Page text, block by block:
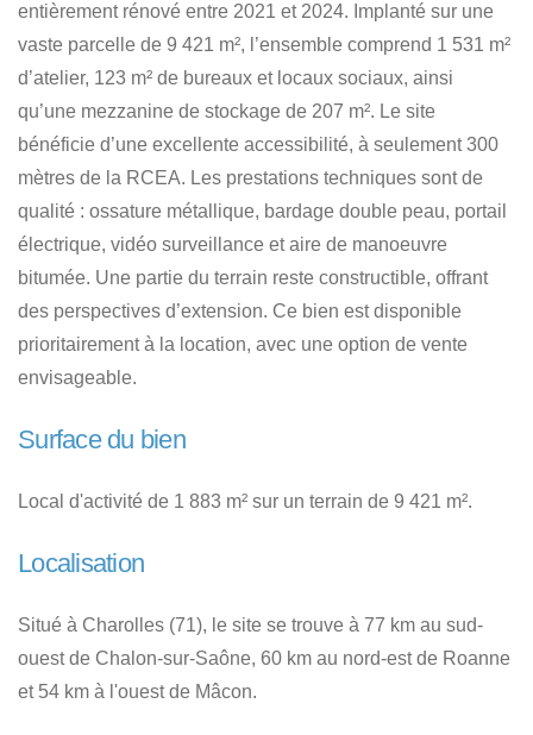
entièrement rénové entre 2021 et 2024. Implanté sur une
vaste parcelle de 9 421 m², l’ensemble comprend 1 531 m²
d’atelier, 123 m² de bureaux et locaux sociaux, ainsi
qu’une mezzanine de stockage de 207 m². Le site
bénéficie d’une excellente accessibilité, à seulement 300
mètres de la RCEA. Les prestations techniques sont de
qualité : ossature métallique, bardage double peau, portail
électrique, vidéo surveillance et aire de manoeuvre
bitumée. Une partie du terrain reste constructible, offrant
des perspectives d’extension. Ce bien est disponible
prioritairement à la location, avec une option de vente
envisageable.
Surface du bien
Local d'activité de 1 883 m² sur un terrain de 9 421 m².
Localisation
Situé à Charolles (71), le site se trouve à 77 km au sud-
ouest de Chalon-sur-Saône, 60 km au nord-est de Roanne
et 54 km à l'ouest de Mâcon.